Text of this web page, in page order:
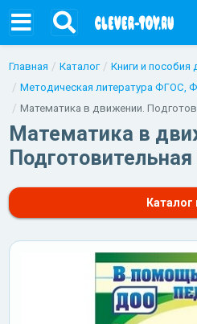
Главная Каталог
Книги и пособия
Методическая литература ФГОС,
Математика в движении.
Математика в
Подготовительная
Каталог